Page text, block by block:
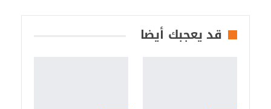
قد يعجبك أيضا